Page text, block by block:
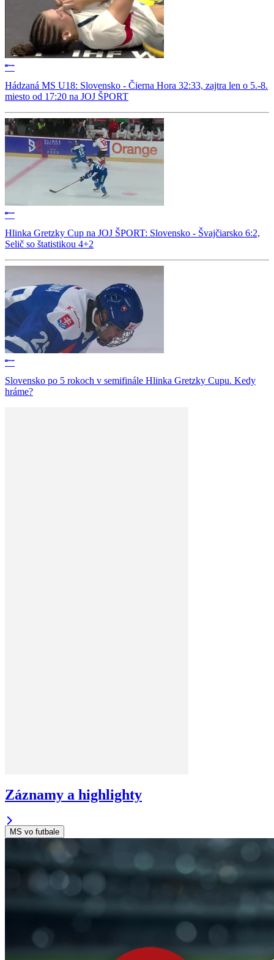
Hádzaná MS U18: Slovensko - Čierna Hora 32:33, zajtra len o 5.-8.
miesto od 17:20 na JOJ ŠPORT
Hlinka Gretzky Cup na JOJ ŠPORT: Slovensko - Švajčiarsko 6:2,
Selič so štatistikou 4+2
Slovensko po 5 rokoch v semifinále Hlinka Gretzky Cupu. Kedy
hráme?
Záznamy a highlighty
MS vo futbale